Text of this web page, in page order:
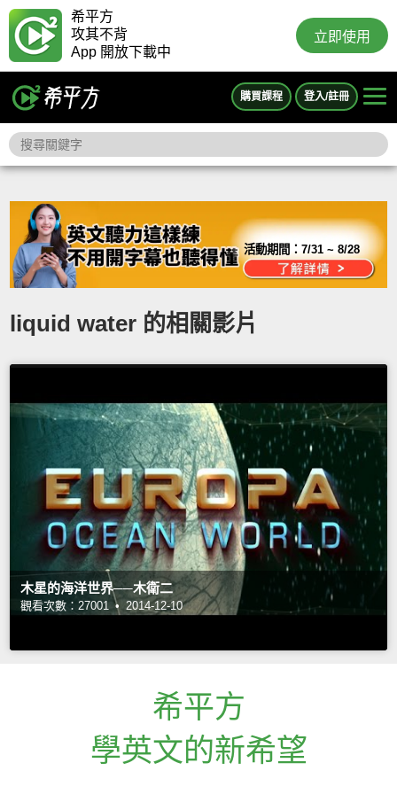
希平方
攻其不背
App 開放下載中
立即使用
購買課程 登入/註冊
活動期間：7/31 ~ 8/28
liquid water 的相關影片
木星的海洋世界──木衛二
觀看次數：27001 • 2014-12-10
希平方
學英文的新希望